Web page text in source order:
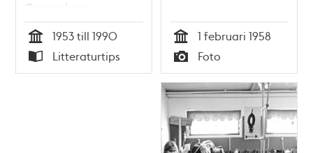
Grannskap
Tid
1953 till 1990
Typ
Litteraturtips Tid
1 februari 1958
Typ
Foto